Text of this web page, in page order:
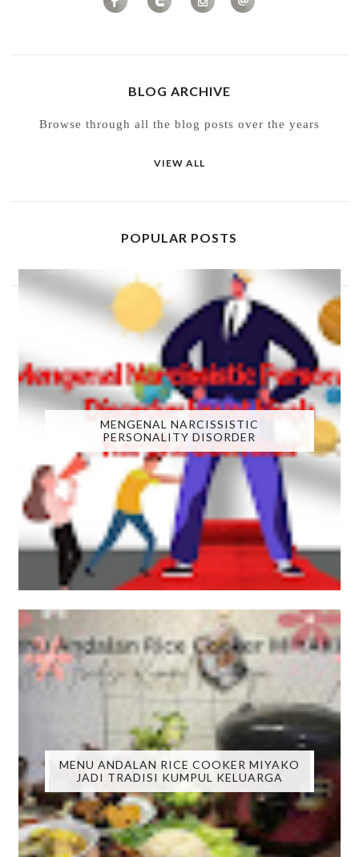
BLOG ARCHIVE
Browse through all the blog posts over the years
VIEW ALL
POPULAR POSTS
MENGENAL NARCISSISTIC
PERSONALITY DISORDER
MENU ANDALAN RICE COOKER MIYAKO
JADI TRADISI KUMPUL KELUARGA